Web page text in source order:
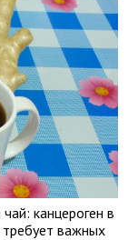
канцероген в
важных